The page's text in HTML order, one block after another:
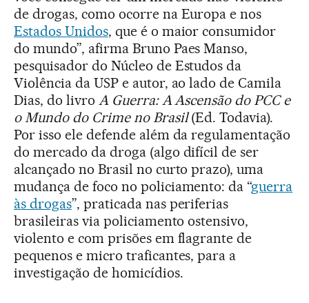
de drogas, como ocorre na Europa e nos
Estados Unidos, que é o maior consumidor
do mundo”, afirma Bruno Paes Manso,
pesquisador do Núcleo de Estudos da
Violência da USP e autor, ao lado de Camila
Dias, do livro A Guerra: A Ascensão do PCC e
o Mundo do Crime no Brasil(Ed. Todavia).
Por isso ele defende além da regulamentação
do mercado da droga (algo difícil de ser
alcançado no Brasil no curto prazo), uma
mudança de foco no policiamento: da “guerra
às drogas”, praticada nas periferias
brasileiras via policiamento ostensivo,
violento e com prisões em flagrante de
pequenos e micro traficantes, para a
investigação de homicídios.